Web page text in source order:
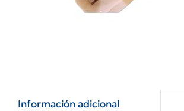
Información adicional